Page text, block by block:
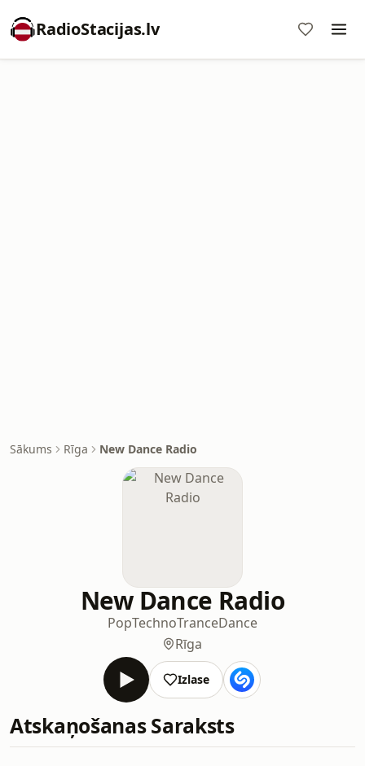
RadioStacijas.lv
Sākums Rīga New Dance Radio
New Dance Radio
PopTechnoTranceDance
Rīga
Izlase
Atskaņošanas Saraksts